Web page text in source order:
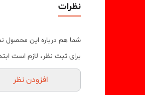
نظرات
شما هم درباره این محصول
برای ثبت نظر، لازم است
افزودن نظر